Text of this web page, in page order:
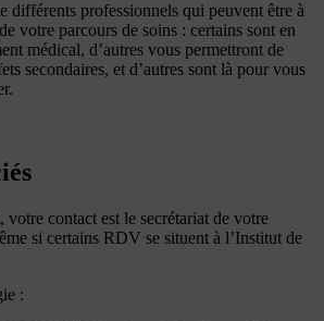
professionnels qui peuvent être à
votre parcours de soins : certains sont en
médical, d’autres vous permettront de
secondaires, et d’autres sont là pour vous
contact est le secrétariat de votre
si certains RDV se situent à l’Institut de
: